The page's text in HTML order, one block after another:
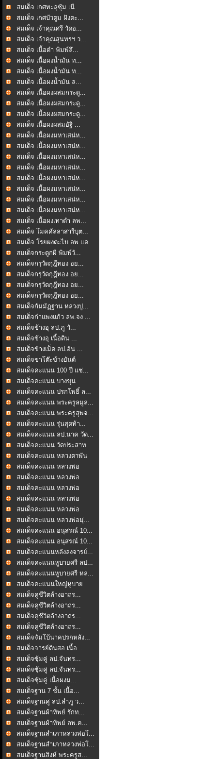
สมเด็จ เกศทะลุซุ้ม เนื...
สมเด็จ เกศบัวตูม ฝังตะ...
สมเด็จ เจ้าคุณศรี วัดอ...
สมเด็จ เจ้าคุณสุนทรฯ ว...
สมเด็จ เนื้อดำ พิมพ์ลึ...
สมเด็จ เนื้อผงน้ำมัน ท...
สมเด็จ เนื้อผงน้ำมัน ท...
สมเด็จ เนื้อผงน้ำมัน ล...
สมเด็จ เนื้อผงผสมกระดู...
สมเด็จ เนื้อผงผสมกระดู...
สมเด็จ เนื้อผงผสมกระดู...
สมเด็จ เนื้อผงผสมอัฐิ ...
สมเด็จ เนื้อผงมหาเสน่ห...
สมเด็จ เนื้อผงมหาเสน่ห...
สมเด็จ เนื้อผงมหาเสน่ห...
สมเด็จ เนื้อผงมหาเสน่ห...
สมเด็จ เนื้อผงมหาเสน่ห...
สมเด็จ เนื้อผงมหาเสน่ห...
สมเด็จ เนื้อผงมหาเสน่ห...
สมเด็จ เนื้อผงมหาเสน่ห...
สมเด็จ เนื้อผงเทาดำ ลพ...
สมเด็จ โมคคัลลาสารีบุต...
สมเด็จ โรยผงตะไบ ลพ.แด...
สมเด็จกระดูกผี พิมพ์วั...
สมเด็จกรุวัดกุฎีทอง อย...
สมเด็จกรุวัดกุฎีทอง อย...
สมเด็จกรุวัดกุฎีทอง อย...
สมเด็จกรุวัดกุฎีทอง อย...
สมเด็จกัมมัฏฐาน หลวงปู...
สมเด็จกำแพงแก้ว ลพ.จง ...
สมเด็จข้างอุ ลป.ภู วั...
สมเด็จข้างอุ เนื้อดิน ...
สมเด็จข้างเม็ด ลป.อ้น ...
สมเด็จขาโต๊ะข้างยันต์
สมเด็จคะแนน 100 ปี แช่...
สมเด็จคะแนน บางขุน
พรหม...สมเด็จคะแนน ปรกโพธิ์ ล...
สมเด็จคะแนน พระครูลมูล...
สมเด็จคะแนน พระครูสุพจ...
สมเด็จคะแนน รุ่นสุดท้า...
สมเด็จคะแนน ลป.นาค วัด...
สมเด็จคะแนน วัดประสาท ...
สมเด็จคะแนน หลวงตาพัน
...
สมเด็จคะแนน หลวงพ่อ
ชาญ...สมเด็จคะแนน หลวงพ่อ
ชาญ...สมเด็จคะแนน หลวงพ่อ
ชาญ...สมเด็จคะแนน หลวงพ่อ
ชาญ...สมเด็จคะแนน หลวงพ่อ
ชาญ...สมเด็จคะแนน หลวงพ่อมุ่...
สมเด็จคะแนน อนุสรณ์ 10...
สมเด็จคะแนน อนุสรณ์ 10...
สมเด็จคะแนนหลังลงจารย์...
สมเด็จคะแนนหูบายศรี ลป...
สมเด็จคะแนนหูบายศรี หล...
สมเด็จคะแนนใหญ่หูบาย
ศร...
สมเด็จคู่ชีวิตล้างอาถร...
สมเด็จคู่ชีวิตล้างอาถร...
สมเด็จคู่ชีวิตล้างอาถร...
สมเด็จคู่ชีวิตล้างอาถร...
สมเด็จจัมโบ้นาคปรกหลัง...
สมเด็จจารย์ดินสอ เนื้อ...
สมเด็จซุ้มคู่ ลป.จันทร...
สมเด็จซุ้มคู่ ลป.จันทร...
สมเด็จซุ้มคู่ เนื้อผงม...
สมเด็จฐาน 7 ชั้น เนื้อ...
สมเด็จฐานคู่ ลป.ลำภู ว...
สมเด็จฐานผ้าทิพย์ รักท...
สมเด็จฐานผ้าทิพย์ ลพ.ค...
สมเด็จฐานสำเภาหลวงพ่อโ...
สมเด็จฐานสำเภาหลวงพ่อโ...
สมเด็จฐานสิงห์ พระครูส...